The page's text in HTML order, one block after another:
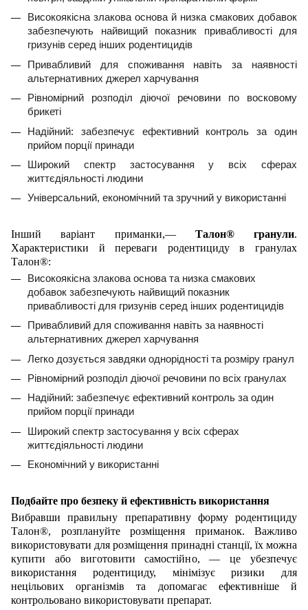
Високоякісна злакова основа й низка смакових добавок
забезпечують найвищий показник привабливості для
гризунів серед інших родентицидів
Привабливий для споживання навіть за наявності
альтернативних джерел харчування
Рівномірний розподіл діючої речовини по восковому
брикеті
Надійний: забезпечує ефективний контроль за один
прийом порції принади
Широкий спектр застосування у всіх сферах
життєдіяльності людини
Універсальний, економічний та зручний у використанні
Інший варіант приманки,— Талон® гранули.
Характеристики й переваги родентициду в гранулах
Талон®:
Високоякісна злакова основа та низка смакових
добавок забезпечують найвищий показник
привабливості для гризунів серед інших родентицидів
Привабливий для споживання навіть за наявності
альтернативних джерел харчування
Легко дозується завдяки однорідності та розміру гранул
Рівномірний розподіл діючої речовини по всіх гранулах
Надійний: забезпечує ефективний контроль за один
прийом порції принади
Широкий спектр застосування у всіх сферах
життєдіяльності людини
Економічний у використанні
Подбайте про безпеку й ефективність використання
Вибравши правильну препаративну форму родентициду
Талон®, розплануйте розміщення приманок. Важливо
використовувати для розміщення принадні станції, їх можна
купити або виготовити самостійно, — це убезпечує
використання родентициду, мінімізує ризики для
нецільових організмів та допомагає ефективніше й
контрольовано використовувати препарат.